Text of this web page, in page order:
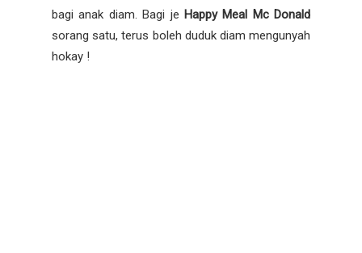
bagi anak diam. Bagi je Happy Meal Mc Donald
sorang satu, terus boleh duduk diam mengunyah
hokay !